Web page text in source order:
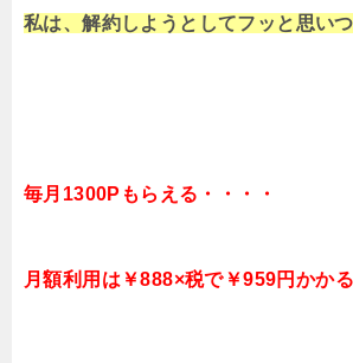
私は、解約しようとしてフッと思いつ
毎月1300Pもらえる・・・・
月額利用は￥888×税で￥959円かかる